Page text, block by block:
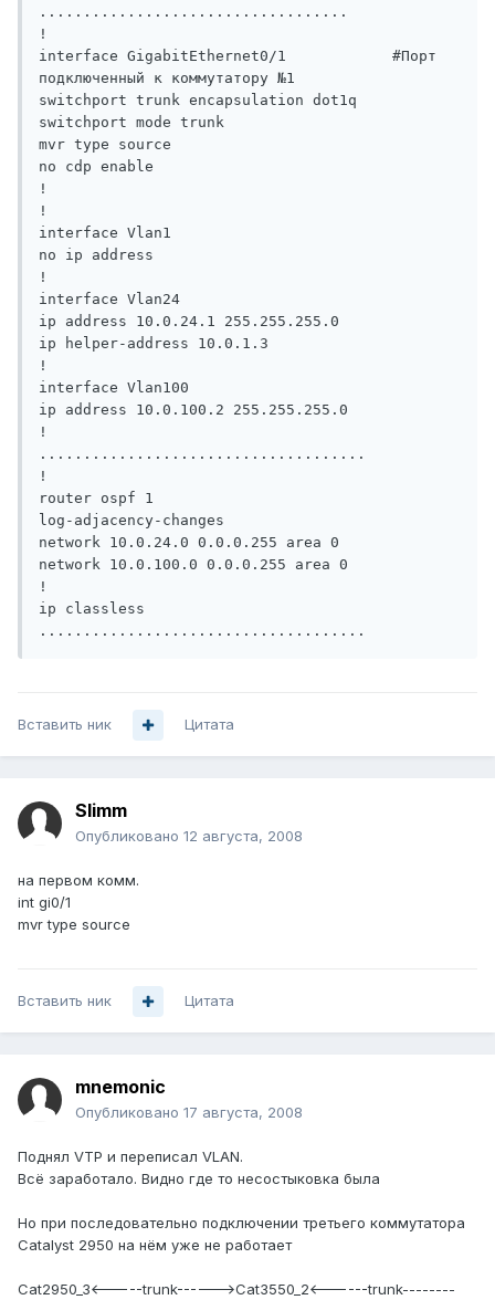
...................................
!
interface GigabitEthernet0/1            #Порт
подключенный к коммутатору №1
switchport trunk encapsulation dot1q
switchport mode trunk
mvr type source
no cdp enable
!
!
interface Vlan1
no ip address
!
interface Vlan24
ip address 10.0.24.1 255.255.255.0
ip helper-address 10.0.1.3
!
interface Vlan100
ip address 10.0.100.2 255.255.255.0
!
.....................................
!
router ospf 1
log-adjacency-changes
network 10.0.24.0 0.0.0.255 area 0
network 10.0.100.0 0.0.0.255 area 0
!
ip classless
.....................................
Вставить ник Цитата
Slimm
Опубликовано 12 августа, 2008
на первом комм.
int gi0/1
mvr type source
Вставить ник Цитата
mnemonic
Опубликовано 17 августа, 2008
Поднял VTP и переписал VLAN.
Всё заработало. Видно где то несостыковка была
Но при последовательно подключении третьего коммутатора
Catalyst 2950 на нём уже не работает
Cat2950_3<-----trunk------>Cat3550_2<------trunk--------